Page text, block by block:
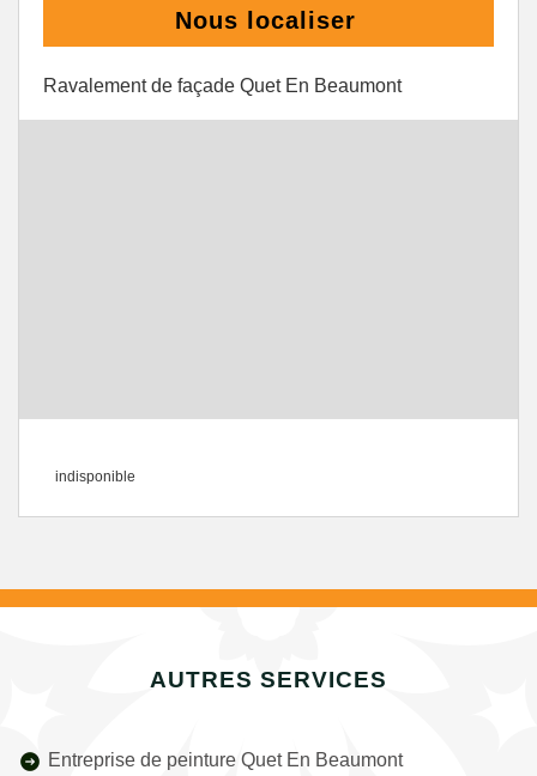
Nous localiser
Ravalement de façade Quet En Beaumont
indisponible
AUTRES SERVICES
Entreprise de peinture Quet En Beaumont